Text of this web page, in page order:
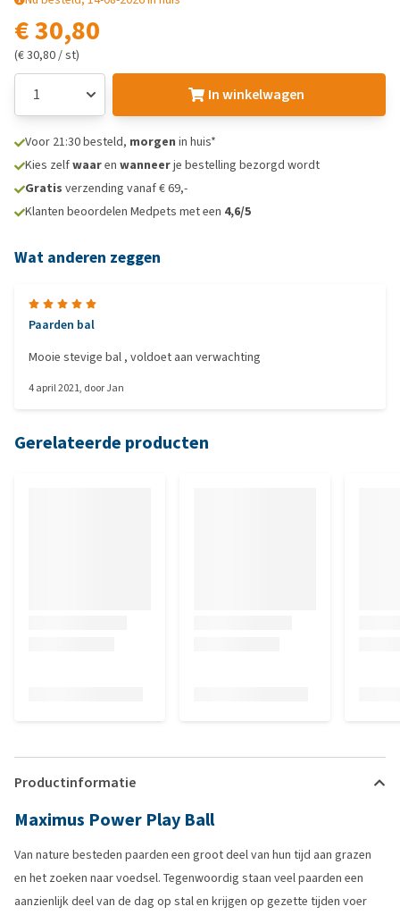
€ 30,80
(€ 30,80 / st)
In winkelwagen
Voor 21:30 besteld, morgen in huis*
Kies zelfwaaren wanneerje bestelling bezorgd wordt
Gratis verzending vanaf € 69,-
Klanten beoordelen Medpets met een 4,6/5
Wat anderen zeggen
Paarden bal
Mooie stevige bal , voldoet aan verwachting
4 april 2021, doorJan
Gerelateerde producten
Productinformatie
Maximus Power Play Ball
Van nature besteden paarden een groot deel van hun tijd aan grazen
en het zoeken naar voedsel. Tegenwoordig staan veel paarden een
aanzienlijk deel van de dag op stal en krijgen op gezette tijden voer